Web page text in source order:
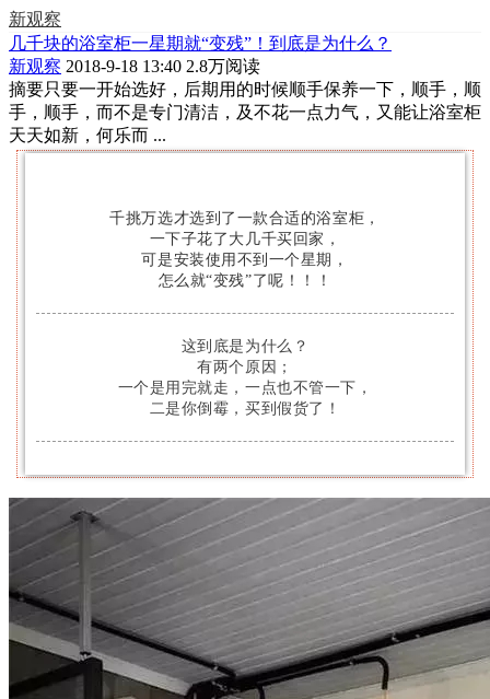
新观察
几千块的浴室柜一星期就“变残”！到底是为什么？
新观察 2018-9-18 13:40 2.8万阅读
摘要只要一开始选好，后期用的时候顺手保养一下，顺手，顺
手，顺手，而不是专门清洁，及不花一点力气，又能让浴室柜
天天如新，何乐而 ...
千挑万选才选到了一款合适的浴室柜，
一下子花了大几千买回家，
可是安装使用不到一个星期，
怎么就“变残”了呢！！！
这到底是为什么？
有两个原因；
一个是用完就走，一点也不管一下，
二是你倒霉，买到假货了！